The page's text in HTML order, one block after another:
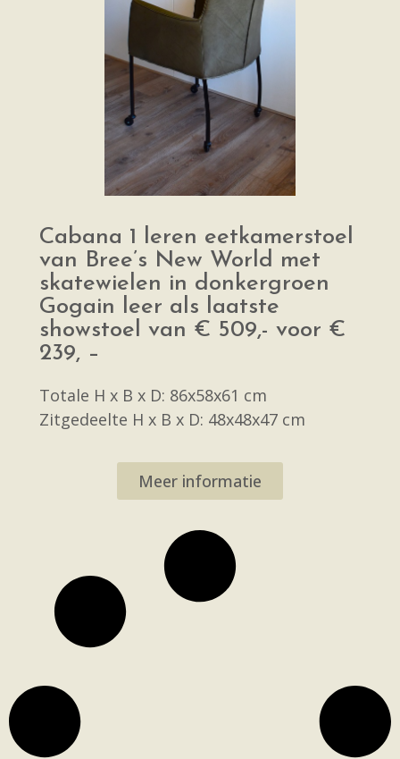
Cabana 1 leren eetkamerstoel
van Bree’s New World met
skatewielen in donkergroen
Gogain leer als laatste
showstoel van € 509,- voor €
239, –
Totale H x B x D: 86x58x61 cm
Zitgedeelte H x B x D: 48x48x47 cm
Meer informatie